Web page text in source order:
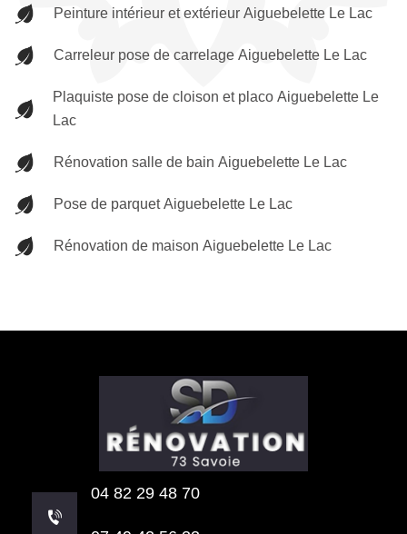
Peinture intérieur et extérieur Aiguebelette Le Lac
Carreleur pose de carrelage Aiguebelette Le Lac
Plaquiste pose de cloison et placo Aiguebelette Le
Lac
Rénovation salle de bain Aiguebelette Le Lac
Pose de parquet Aiguebelette Le Lac
Rénovation de maison Aiguebelette Le Lac
04 82 29 48 70